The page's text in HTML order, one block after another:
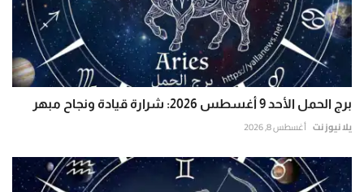
برج الحمل الأحد 9 أغسطس 2026: شرارة قيادة ونجاح مبهر
يلا نيوز نت أغسطس 8, 2026